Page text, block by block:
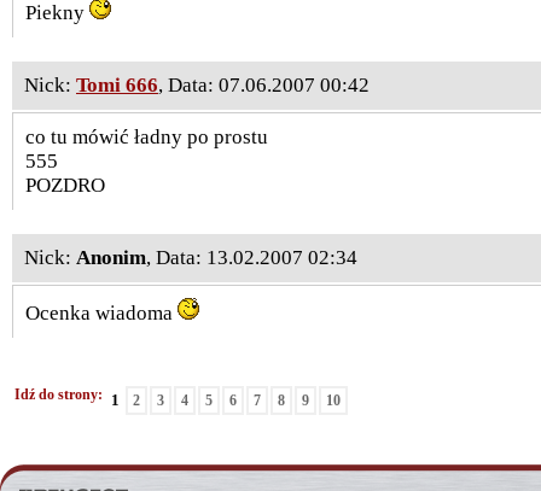
Piekny
Nick: Tomi 666, Data: 07.06.2007 00:42
co tu mówić ładny po prostu
555
POZDRO
Nick: Anonim, Data: 13.02.2007 02:34
Ocenka wiadoma
Idź do strony: 1 2 3 4 5 6 7 8 9 10